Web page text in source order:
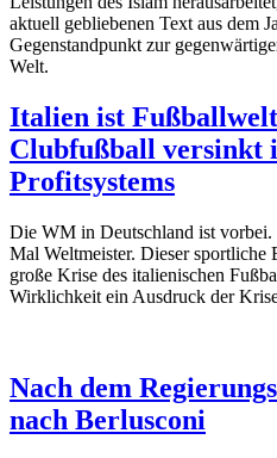
aktuell gebliebenen Text aus dem
Gegenstandpunkt zur
Welt.
Italien ist
Clubfußball versinkt
Profitsystems
Die WM in Deutschland ist vorbei.
Mal Weltmeister. Dieser sportliche
große Krise des italienischen
Wirklichkeit ein Ausdruck der
Nach dem
nach Berlusconi